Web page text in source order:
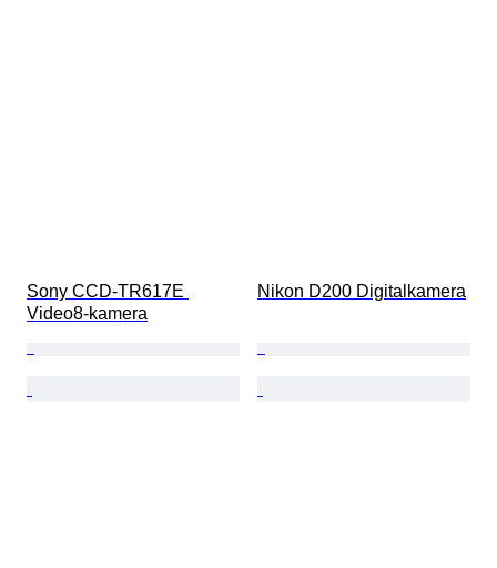
Sony CCD-TR617E
Video8-kamera
Nikon D200 Digitalkamera